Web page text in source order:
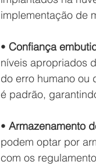
implementação de
• Confiança
níveis apropriados
do erro humano ou
é padrão,
• Armazenamento
podem optar por
com os